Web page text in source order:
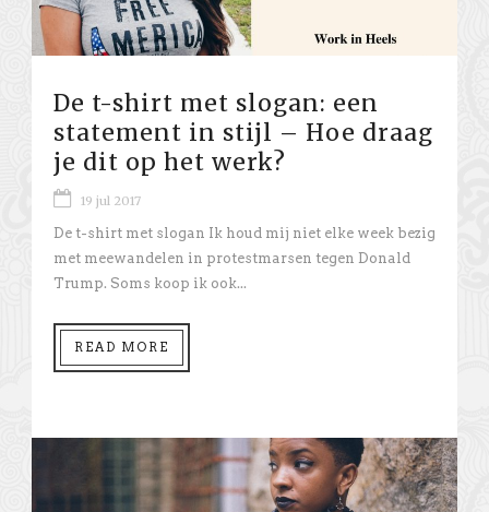
De t-shirt met slogan: een
statement in stijl – Hoe draag
je dit op het werk?
19 jul 2017
De t-shirt met slogan Ik houd mij niet elke week bezig
met meewandelen in protestmarsen tegen Donald
Trump. Soms koop ik ook...
READ MORE